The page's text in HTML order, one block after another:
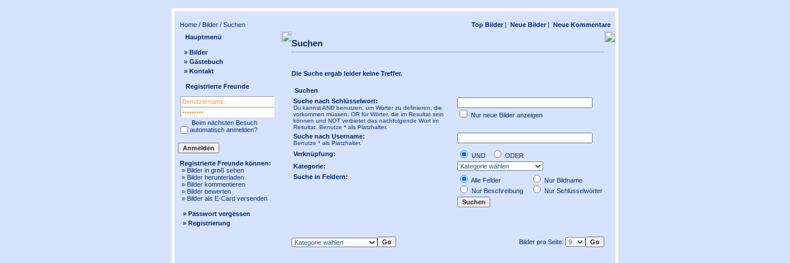
Home / Bilder / Suchen Top Bilder | Neue Bilder | Neue Kommentare
Hauptmenü
» Bilder
» Gästebuch
» Kontakt
Registrierte Freunde
Beim nächsten Besuch
automatisch anmelden?
Registrierte Freunde können:
» Bilder in groß sehen
» Bilder herunterladen
» Bilder kommentieren
» Bilder bewerten
» Bilder als E-Card versenden
» Passwort vergessen
» Registrierung
Suchen
Die Suche ergab leider keine Treffer.
Suchen
Suche nach Schlüsselwort:
Du kannst AND benutzen, um Wörter zu definieren, die
vorkommen müssen, OR für Wörter, die im Resultat sein
können und NOT verbietet das nachfolgende Wort im
Resultat. Benutze * als Platzhalter.
Nur neue Bilder anzeigen
Suche nach Username:
Benutze * als Platzhalter.
Verknüpfung: UND
ODER
Kategorie:
Suche in Feldern:
Alle Felder
Nur Bildname
Nur Beschreibung
Nur Schlüsselwörter
Bilder pro Seite: